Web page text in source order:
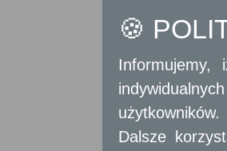
Skargi i wnioski
Sprawy
Sprawy
Sprawy
Urząd Stanu
🍪
Dalsze